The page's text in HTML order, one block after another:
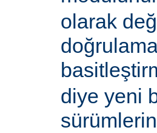
olarak
doğrulama
diye yeni